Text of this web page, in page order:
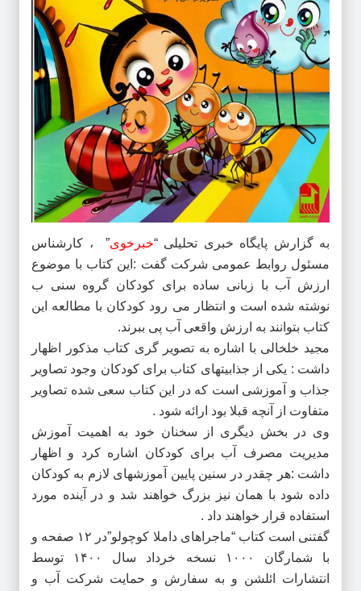
به گزارش پایگاه خبری تحلیلی “خبرخوی” ، کارشناس
مسئول روابط عمومی شرکت گفت :این کتاب با موضوع
ارزش آب با زبانی ساده برای کودکان گروه سنی ب
نوشته شده است و انتظار می رود کودکان با مطالعه این
کتاب بتوانند به ارزش واقعی آب پی ببرند.
مجید خلخالی با اشاره به تصویر گری کتاب مذکور اظهار
داشت : یکی از جذابیتهای کتاب برای کودکان وجود تصاویر
جذاب و آموزشی است که در این کتاب سعی شده تصاویر
متفاوت از آنچه قبلا بود ارائه شود .
وی در بخش دیگری از سخنان خود به اهمیت آموزش
مدیریت مصرف آب برای کودکان اشاره کرد و اظهار
داشت :هر چقدر در سنین پایین آموزشهای لازم به کودکان
داده شود با همان نیز بزرگ خواهند شد و در آینده مورد
استفاده قرار خواهند داد .
گفتنی است
کتاب “ماجراهای داملا کوچولو”در ۱۲ صفحه و
با شمارگان ۱۰۰۰ نسخه خرداد سال ۱۴۰۰ توسط
انتشارات ائلشن و به سفارش و حمایت شرکت آب و